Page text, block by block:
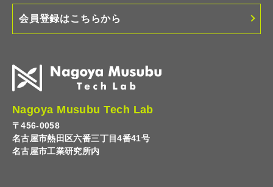
Nagoya Musubu Tech Lab
〒456-0058
名古屋市熱田区六番三丁目4番41号
名古屋市工業研究所内
会員登録はこちらから